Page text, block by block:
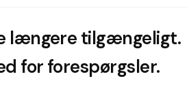
længere tilgængeligt.
for forespørgsler.